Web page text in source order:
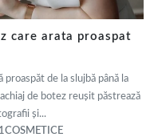
care arata proaspat
de la slujbă până la
de botez reușit păstrează
și...